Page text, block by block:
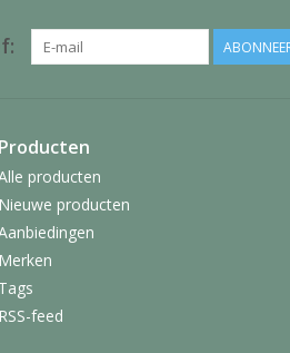
Producten
producten
Nieuwe producten
Merken
Tags
RSS-feed